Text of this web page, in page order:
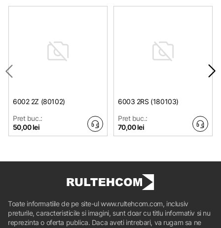
6002 2Z (80102)
Pret buc.:
50,00 lei
6003 2RS (180103)
Pret buc.:
70,00 lei
Toate informatiile de pe site-ul www.rultehcom.com, inclusiv
preturile, caracteristicile si imagini, sunt doar cu titlu informativ si nu
reprezinta o oferta publica. Daca aveti intrebari, va rugam sa ne